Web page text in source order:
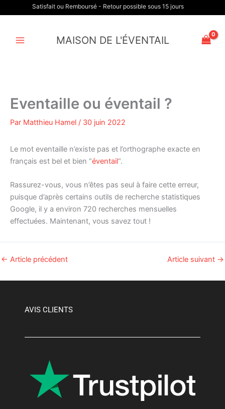
au
Satisfait ou Remboursé - Retour possible sous 15 jours
MAISON DE L'ÉVENTAIL
Eventaille ou éventail ?
Par Matthieu Hamel / 30 juin 2022
Le mot eventaille n’existe pas et l’orthographe exacte en
français est bel et bien “éventail“.
Rassurez-vous, vous n’êtes pas seul à faire cette erreur,
puisque d’après certains outils de recherche statistiques
Google, il y a environ 720 recherches mensuelles
effectuées. Maintenant, vous savez tout !
← Article précédent Article suivant →
AVIS CLIENTS